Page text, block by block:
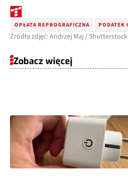
OPŁATA REPROGRAFICZNA PODATEK
Źródła zdjęć: Andrzej Maj /
Zobacz więcej